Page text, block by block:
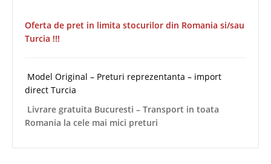
Oferta de pret in limita stocurilor din Romania si/sau
Turcia !!!
Model Original – Preturi reprezentanta – import
direct Turcia
Livrare gratuita Bucuresti – Transport in toata
Romania la cele mai mici preturi